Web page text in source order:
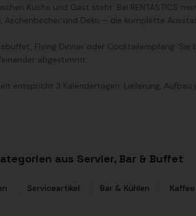
Küche und Gast steht: Bei RENTASTICS
Aschenbecher und Deko – die komplette
Flying Dinner oder Cocktailempfang: Sie
abgestimmt.
entspricht 3 Kalendertagen. Lieferung,
aus Servier, Bar & Buffet
Serviceartikel Bar & Kühlen